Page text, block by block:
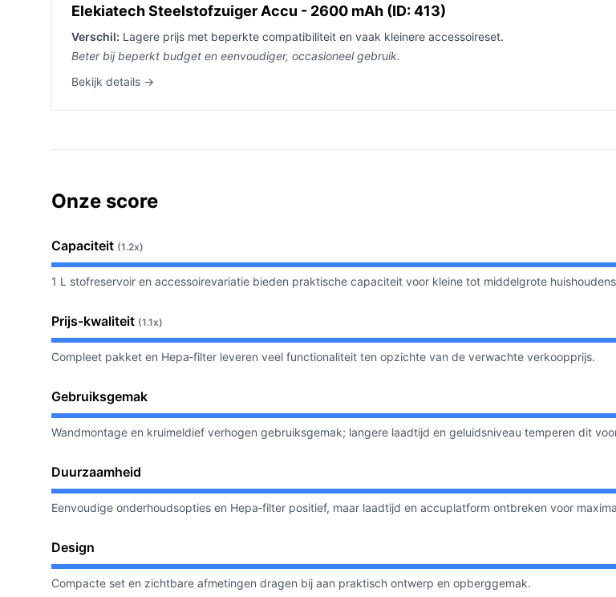
Elekiatech Steelstofzuiger Accu - 2600 mAh (ID: 413)
Verschil: Lagere prijs met beperkte compatibiliteit en vaak kleinere accessoireset.
Beter bij beperkt budget en eenvoudiger, occasioneel gebruik.
Bekijk details →
Onze score
Capaciteit (1.2x)
1 L stofreservoir en accessoirevariatie bieden praktische capaciteit voor kleine tot middelgrote
Prijs-kwaliteit (1.1x)
Compleet pakket en Hepa‑filter leveren veel functionaliteit ten opzichte van de verwachte verkoopprijs.
Gebruiksgemak
Wandmontage en kruimeldief verhogen gebruiksgemak; langere laadtijd en geluidsniveau temperen dit
Duurzaamheid
Eenvoudige onderhoudsopties en Hepa‑filter positief, maar laadtijd en accuplatform ontbreken voor
Design
Compacte set en zichtbare afmetingen dragen bij aan praktisch ontwerp en opberggemak.